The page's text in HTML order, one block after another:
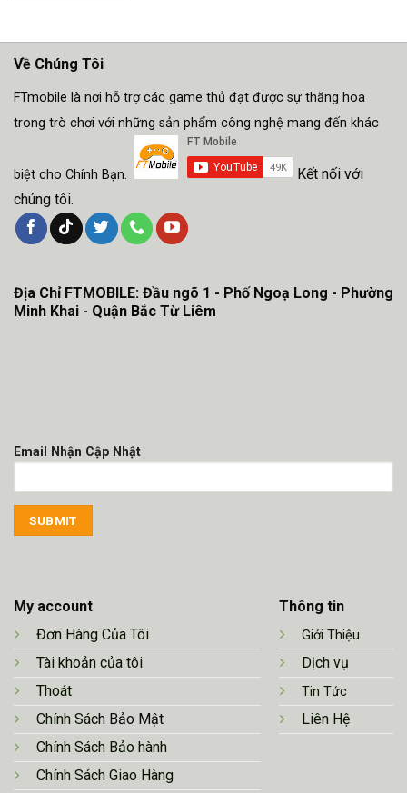
Về Chúng Tôi
FTmobile là nơi hỗ trợ các game thủ đạt được sự thăng hoa
trong trò chơi với những sản phẩm công nghệ mang đến khác
biệt cho Chính Bạn.
Kết nối với
chúng tôi.
My account
Đơn Hàng Của Tôi
Tài khoản của tôi
Thoát
Chính Sách Bảo Mật
Chính Sách Bảo hành
Chính Sách Giao Hàng
Thông tin
Giới Thiệu
Dịch vụ
Tin Tức
Liên Hệ
Địa Chỉ FTMOBILE: Đầu ngõ 1 - Phố Ngoạ Long - Phường
Minh Khai - Quận Bắc Từ Liêm
Email Nhận Cập Nhật